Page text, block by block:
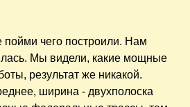
пойми чего построили. Нам
Мы видели, какие мощные
результат же никакой.
ширина - двухполоска